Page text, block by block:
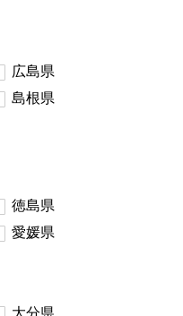
広島県
島根県
徳島県
愛媛県
大分県